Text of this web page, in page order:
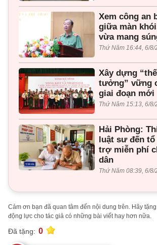
Xem công an
giữa màn
vừa mang
Thứ Năm 16:44, 6/8/
Xây dựng
tưởng” vững
giai đoạn mới
Thứ Năm 15:13, 6/8/
Hải Phòng:
luật sư đến tổ
trợ miễn phí
dân
Thứ Năm 08:39, 6/8/
Cảm ơn bạn đã quan tâm đến nội dung trên. Hãy
động lực cho tác giả có những bài viết hay hơn nữa.
Đã tặng: 0